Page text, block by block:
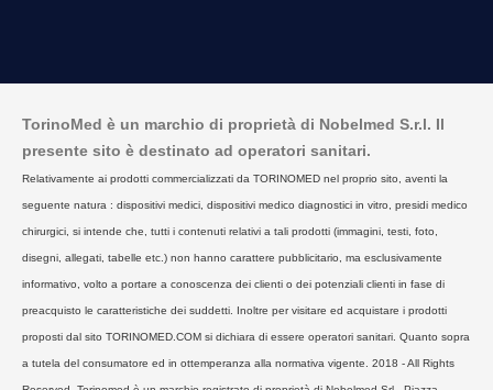
TorinoMed è un marchio di proprietà di Nobelmed S.r.l. Il
presente sito è destinato ad operatori sanitari.
Relativamente ai prodotti commercializzati da TORINOMED nel proprio sito, aventi la
seguente natura : dispositivi medici, dispositivi medico diagnostici in vitro, presidi medico
chirurgici, si intende che, tutti i contenuti relativi a tali prodotti (immagini, testi, foto,
disegni, allegati, tabelle etc.) non hanno carattere pubblicitario, ma esclusivamente
informativo, volto a portare a conoscenza dei clienti o dei potenziali clienti in fase di
preacquisto le caratteristiche dei suddetti. Inoltre per visitare ed acquistare i prodotti
proposti dal sito TORINOMED.COM si dichiara di essere operatori sanitari. Quanto sopra
a tutela del consumatore ed in ottemperanza alla normativa vigente. 2018 - All Rights